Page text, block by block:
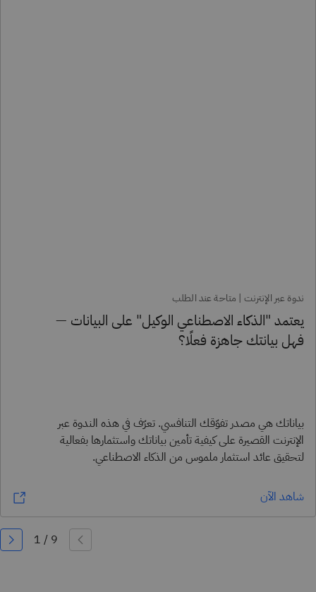
ندوة عبر الإنترنت | متاحة عند الطلب
يعتمد "الذكاء الاصطناعي الوكيل" على البيانات —
فهل بيانتك جاهزة فعلًا؟
بياناتك هي مصدر تفوّقك التنافسي. تعرّف في هذه الندوة عبر
الإنترنت القصيرة على كيفية تأمين بياناتك واستثمارها بفعالية
لتحقيق عائد استثمار ملموس من الذكاء الاصطناعي.
شاهد الآن